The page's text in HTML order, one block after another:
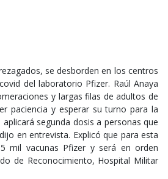
se desborden en los centros
del laboratorio Pfizer. Raúl Anaya
y largas filas de adultos de
paciencia y esperar su turno para la
segunda dosis a personas que
en entrevista. Explicó que para esta
mil vacunas Pfizer y será en orden
de Reconocimiento, Hospital Militar